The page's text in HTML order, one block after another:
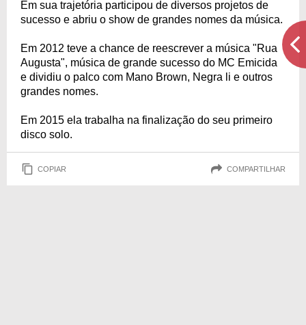
Em sua trajetória participou de diversos projetos de
sucesso e abriu o show de grandes nomes da música.
Em 2012 teve a chance de reescrever a música "Rua
Augusta", música de grande sucesso do MC Emicida
e dividiu o palco com Mano Brown, Negra li e outros
grandes nomes.
Em 2015 ela trabalha na finalização do seu primeiro
disco solo.
COPIAR COMPARTILHAR